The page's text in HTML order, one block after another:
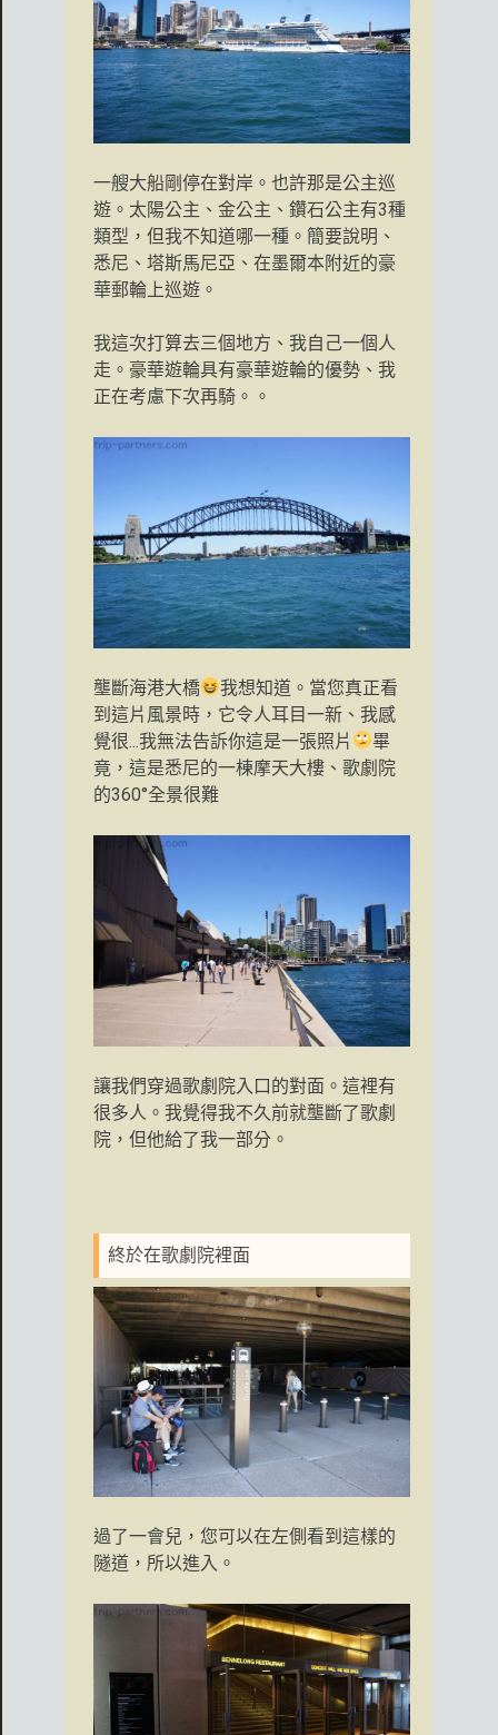
一艘大船剛停在對岸。也許那是公主巡
遊。太陽公主、金公主、鑽石公主有3種
類型，但我不知道哪一種。簡要說明、
悉尼、塔斯馬尼亞、在墨爾本附近的豪
華郵輪上巡遊。
我這次打算去三個地方、我自己一個人
走。豪華遊輪具有豪華遊輪的優勢、我
正在考慮下次再騎。。
壟斷海港大橋
我想知道。當您真正看
到這片風景時，它令人耳目一新、我感
覺很...我無法告訴你這是一張照片
畢
竟，這是悉尼的一棟摩天大樓、歌劇院
的360°全景很難
讓我們穿過歌劇院入口的對面。這裡有
很多人。我覺得我不久前就壟斷了歌劇
院，但他給了我一部分。
終於在歌劇院裡面
過了一會兒，您可以在左側看到這樣的
隧道，所以進入。